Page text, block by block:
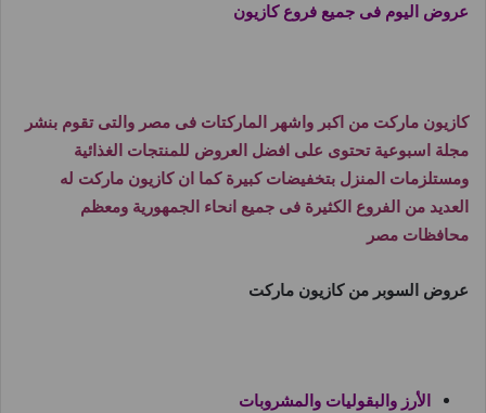
عروض اليوم فى جميع فروع كازيون
كازيون ماركت من اكبر واشهر الماركتات فى مصر والتى تقوم بنشر
مجلة اسبوعية تحتوى على افضل العروض للمنتجات الغذائية
ومستلزمات المنزل بتخفيضات كبيرة كما ان كازيون ماركت له
العديد من الفروع الكثيرة فى جميع انحاء الجمهورية ومعظم
محافظات مصر
عروض السوبر من كازيون ماركت
الأرز والبقوليات والمشروبات